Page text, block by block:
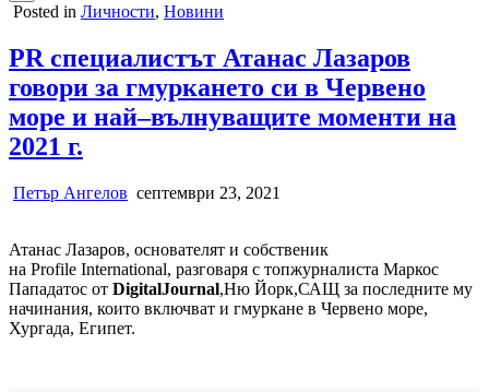
Posted in Личности, Новини
PR специалистът Атанас Лазаров
говори за гмуркането си в Червено
море и най–вълнуващите моменти на
2021 г.
Петър Ангелов септември 23, 2021
Атанас Лазаров, основателят и собственик
на Profile International, разговаря с топжурналиста Маркос
Пападатос от DigitalJournal,Ню Йорк,САЩ за последните му
начинания, които включват и гмуркане в Червено море,
Хургада, Египет.